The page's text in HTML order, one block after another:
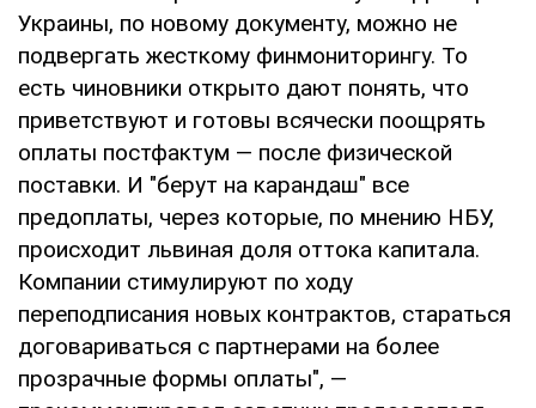
Украины, по новому документу, можно не
подвергать жесткому финмониторингу. То
есть чиновники открыто дают понять, что
приветствуют и готовы всячески поощрять
оплаты постфактум — после физической
поставки. И "берут на карандаш" все
предоплаты, через которые, по мнению НБУ,
происходит львиная доля оттока капитала.
Компании стимулируют по ходу
переподписания новых контрактов, стараться
договариваться с партнерами на более
прозрачные формы оплаты", —